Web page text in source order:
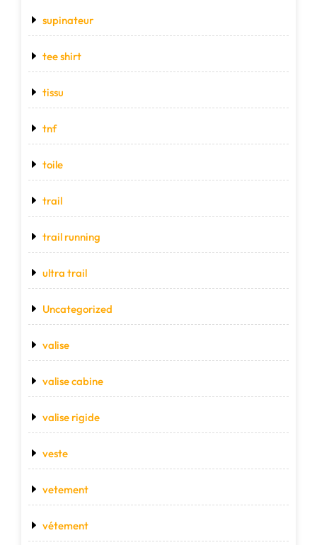
supinateur
tee shirt
tissu
tnf
toile
trail
trail running
ultra trail
Uncategorized
valise
valise cabine
valise rigide
veste
vetement
vétement